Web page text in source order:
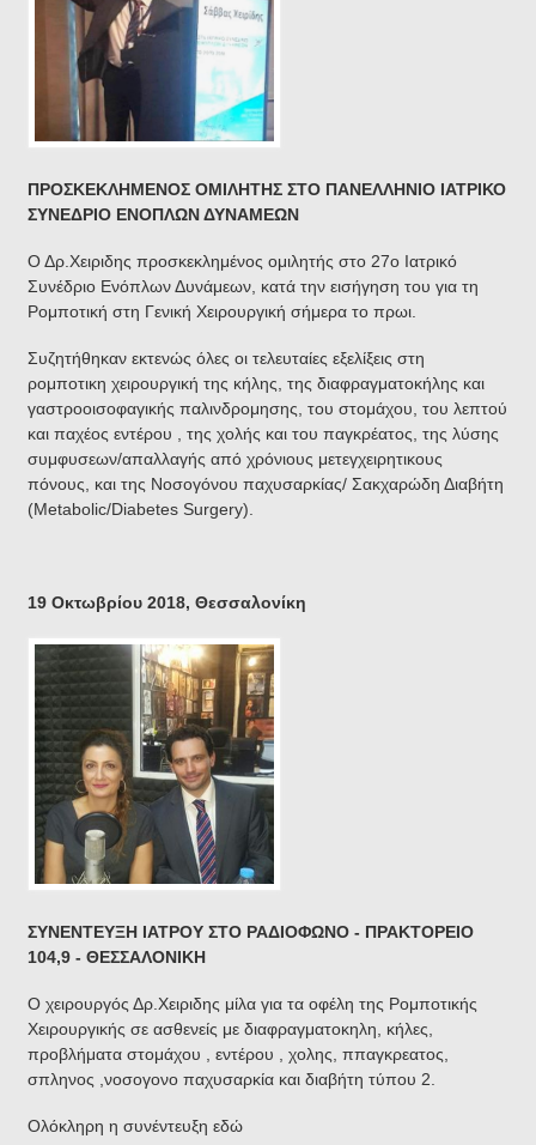
ΠΡΟΣΚΕΚΛΗΜΕΝΟΣ ΟΜΙΛΗΤΗΣ ΣΤΟ ΠΑΝΕΛΛΗΝΙΟ ΙΑΤΡΙΚΟ
ΣΥΝΕΔΡΙΟ ΕΝΟΠΛΩΝ ΔΥΝΑΜΕΩΝ
Ο Δρ.Χειριδης προσκεκλημένος ομιλητής στο 27ο Ιατρικό
Συνέδριο Ενόπλων Δυνάμεων, κατά την εισήγηση του για τη
Ρομποτική στη Γενική Χειρουργική σήμερα το πρωι.
Συζητήθηκαν εκτενώς όλες οι τελευταίες εξελίξεις στη
ρομποτικη χειρουργική της κήλης, της διαφραγματοκήλης και
γαστροοισοφαγικής παλινδρομησης, του στομάχου, του λεπτού
και παχέος εντέρου , της χολής και του παγκρέατος, της λύσης
συμφυσεων/απαλλαγής από χρόνιους μετεγχειρητικους
πόνους, και της Νοσογόνου παχυσαρκίας/ Σακχαρώδη Διαβήτη
(Metabolic/Diabetes Surgery).
19 Οκτωβρίου 2018, Θεσσαλονίκη
ΣΥΝΕΝΤΕΥΞΗ ΙΑΤΡΟΥ ΣΤΟ ΡΑΔΙΟΦΩΝΟ - ΠΡΑΚΤΟΡΕΙΟ
104,9 - ΘΕΣΣΑΛΟΝΙΚΗ
Ο χειρουργός Δρ.Χειριδης μίλα για τα οφέλη της Ρομποτικής
Χειρουργικής σε ασθενείς με διαφραγματοκηλη, κήλες,
προβλήματα στομάχου , εντέρου , χολης, ππαγκρεατος,
σπληνος ,νοσογονο παχυσαρκία και διαβήτη τύπου 2.
Ολόκληρη η συνέντευξη εδώ